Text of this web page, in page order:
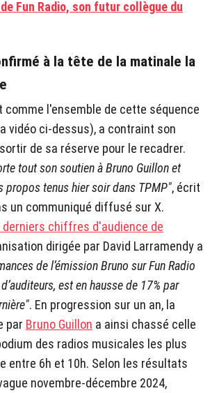
Fun Radio, son futur collègue du
à la tête de la matinale la
comme l'ensemble de cette séquence
vidéo ci-dessus), a contraint son
de sa réserve pour le recadrer.
tout son soutien à Bruno Guillon et
propos tenus hier soir dans TPMP", écrit
un communiqué diffusé sur X.
derniers chiffres d'audience de
dirigée par David Larramendy a
de l’émission Bruno sur Fun Radio
est en hausse de 17% par
. En progression sur un an, la
par Bruno Guillon a ainsi chassé celle
des radios musicales les plus
entre 6h et 10h. Selon les résultats
novembre-décembre 2024,